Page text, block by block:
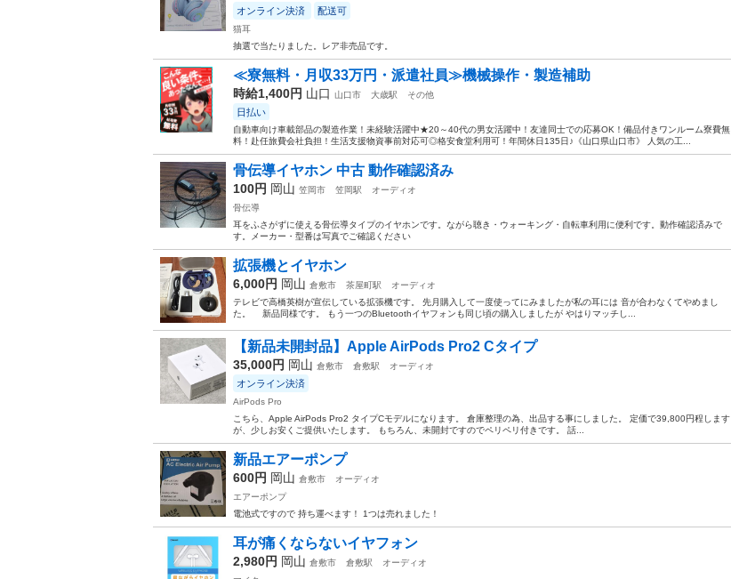
オンライン決済 配送可
猫耳
抽選で当たりました。レア非売品です。
≪寮無料・月収33万円・派遣社員≫機械操作・製造補助
時給1,400円 山口 山口市 大歳駅 その他
日払い
自動車向け車載部品の製造作業！未経験活躍中★20～40代の男女活躍中！友達同士での応募OK！備品付きワンルーム寮費無
料！赴任旅費会社負担！生活支援物資事前対応可◎格安食堂利用可！年間休日135日♪《山口県山口市》 人気の工...
骨伝導イヤホン 中古 動作確認済み
100円 岡山 笠岡市 笠岡駅
オーディオ
骨伝導
耳をふさがずに使える骨伝導タイプのイヤホンです。ながら聴き・ウォーキング・自転車利用に便利です。動作確認済みで
す。メーカー・型番は写真でご確認ください
拡張機とイヤホン
6,000円 岡山 倉敷市 茶屋町駅
オーディオ
テレビで高橋英樹が宣伝している拡張機です。 先月購入して一度使ってにみましたが私の耳には 音が合わなくてやめまし
た。 新品同様です。 もう一つのBluetoothイヤフォンも同じ頃の購入しましたが やはりマッチし...
【新品未開封品】Apple AirPods Pro2 Cタイプ
35,000円 岡山 倉敷市 倉敷駅 オーディオ
オンライン決済
AirPods Pro
こちら、Apple AirPods Pro2 タイプCモデルになります。 倉庫整理の為、出品する事にしました。 定価で39,800円程します
が、少しお安くご提供いたします。 もちろん、未開封ですのでペリペリ付きです。 話...
新品エアーポンプ
600円 岡山 倉敷市
オーディオ
エアーポンプ
電池式ですので 持ち運べます！ 1つは売れました！
耳が痛くならないイヤフォン
2,980円 岡山 倉敷市 倉敷駅
オーディオ